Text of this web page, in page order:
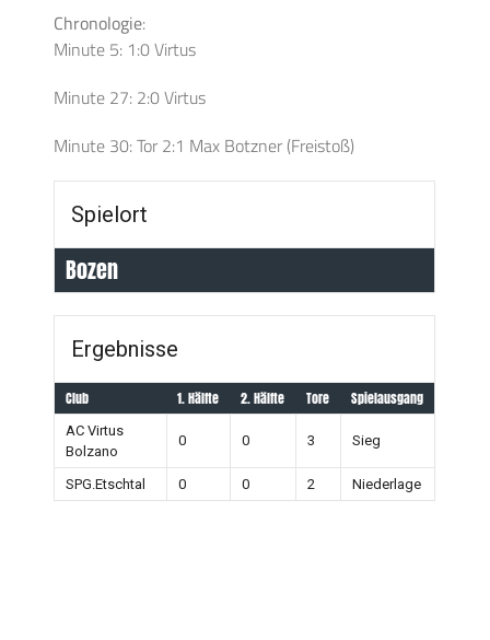
Chronologie:
Minute 5: 1:0 Virtus
Minute 27: 2:0 Virtus
Minute 30: Tor 2:1 Max Botzner (Freistoß)
Spielort
Bozen
Ergebnisse
Club 1. Hälfte 2. Hälfte Tore Spielausgang
AC Virtus
Bolzano
0 0 3 Sieg
SPG.Etschtal 0 0 2 Niederlage